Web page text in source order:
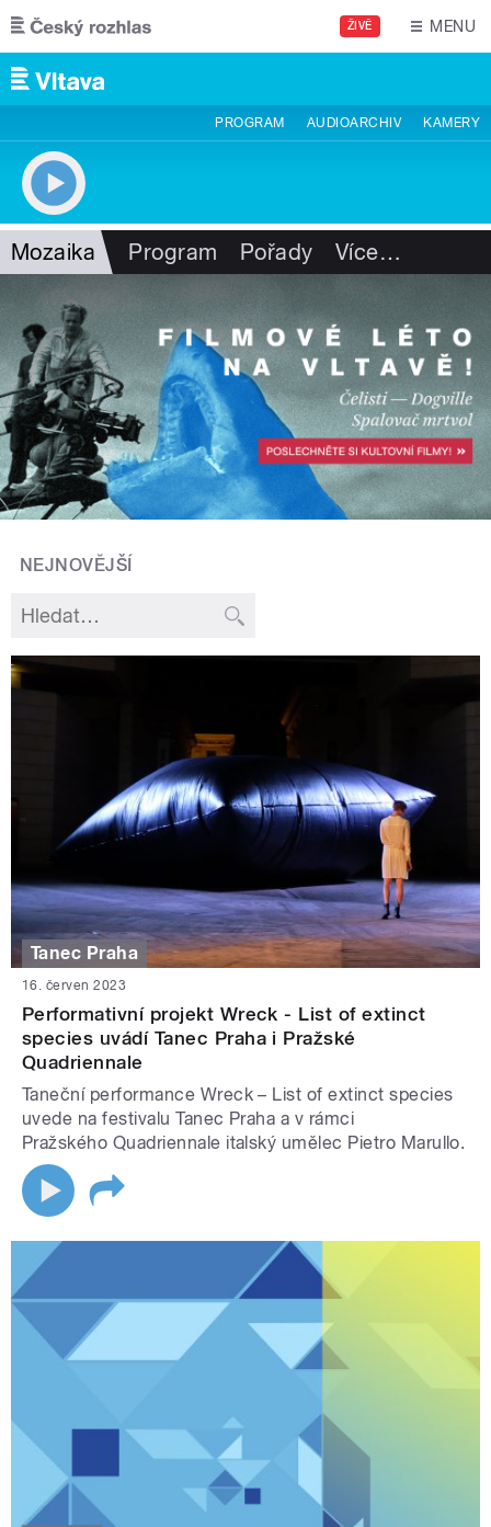
Přejít k hlavnímu obsahu
ŽIVĚ MENU
PROGRAM AUDIOARCHIV KAMERY
Mozaika Program Pořady Více…
NEJNOVĚJŠÍ
Tanec Praha
16. červen 2023
Performativní projekt Wreck - List of extinct
species uvádí Tanec Praha i Pražské
Quadriennale
Taneční performance Wreck – List of extinct species
uvede na festivalu Tanec Praha a v rámci
Pražského Quadriennale italský umělec Pietro Marullo.